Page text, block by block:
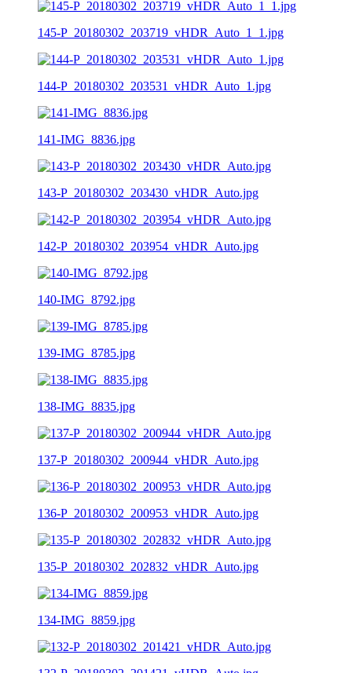
145-P_20180302_203719_vHDR_Auto_1_1.jpg
144-P_20180302_203531_vHDR_Auto_1.jpg
141-IMG_8836.jpg
143-P_20180302_203430_vHDR_Auto.jpg
142-P_20180302_203954_vHDR_Auto.jpg
140-IMG_8792.jpg
139-IMG_8785.jpg
138-IMG_8835.jpg
137-P_20180302_200944_vHDR_Auto.jpg
136-P_20180302_200953_vHDR_Auto.jpg
135-P_20180302_202832_vHDR_Auto.jpg
134-IMG_8859.jpg